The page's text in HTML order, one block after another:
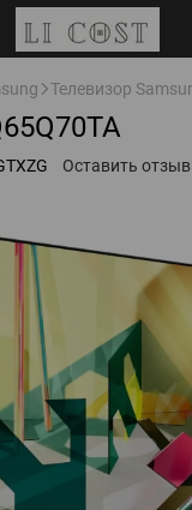
Телевизор
Оставить отзыв